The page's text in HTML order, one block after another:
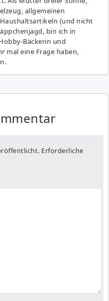
allgemeinen
(und nicht
bin ich in
Bäckerin und
mal eine Frage haben,
Erforderliche